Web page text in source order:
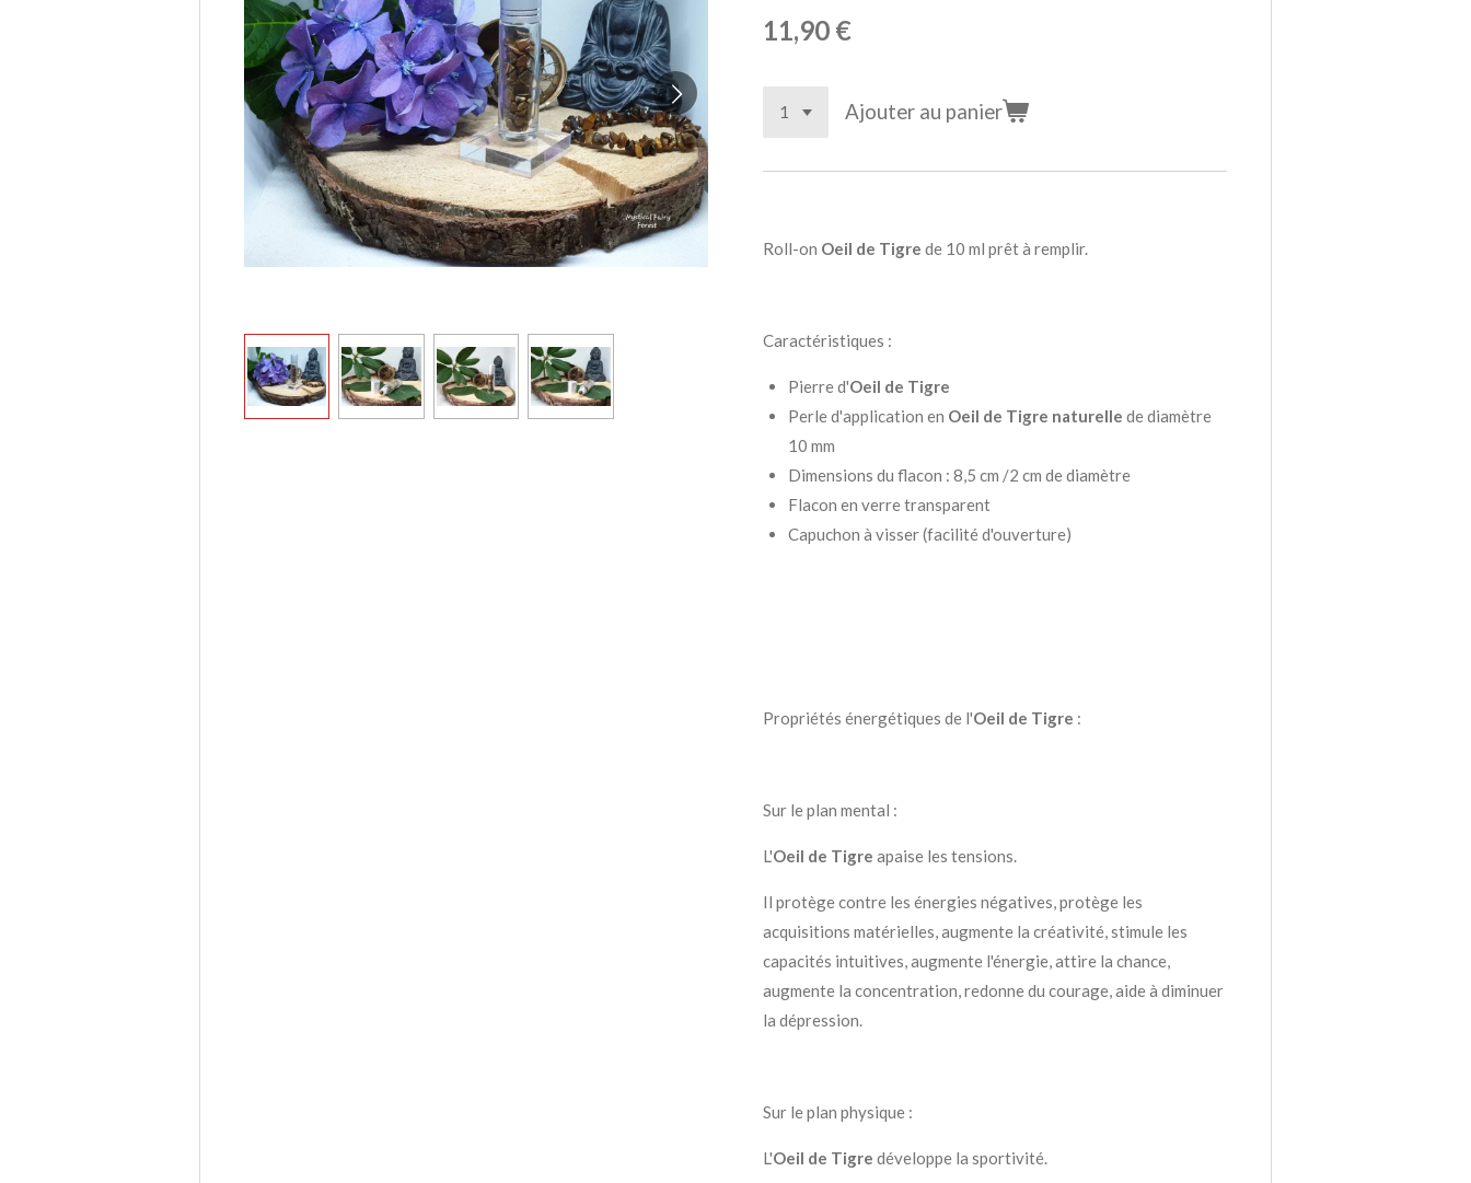
11,90 €
Ajouter au panier
Roll-on Oeil de Tigre de 10 ml prêt à remplir.
Caractéristiques :
Pierre d'Oeil de Tigre
Perle d'application en Oeil de Tigre naturelle de diamètre
10 mm
Dimensions du flacon : 8,5 cm /2 cm de diamètre
Flacon en verre transparent
Capuchon à visser (facilité d'ouverture)
Propriétés énergétiques de l'Oeil de Tigre :
Sur le plan mental :
L'Oeil de Tigre apaise les tensions.
Il protège contre les énergies négatives, protège les
acquisitions matérielles, augmente la créativité, stimule les
capacités intuitives, augmente l'énergie, attire la chance,
augmente la concentration, redonne du courage, aide à diminuer
la dépression.
Sur le plan physique :
L'Oeil de Tigre développe la sportivité.